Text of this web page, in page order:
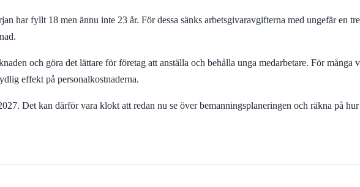
har fyllt 18 men ännu inte 23 år. För dessa sänks arbetsgivaravgifterna med ungefär en
och göra det lättare för företag att anställa och behålla unga medarbetare. För
effekt på personalkostnaderna.
Det kan därför vara klokt att redan nu se över bemanningsplaneringen och räkna på